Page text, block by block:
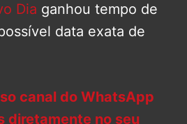
Dia ganhou tempo de
data exata de
canal do WhatsApp
diretamente no seu